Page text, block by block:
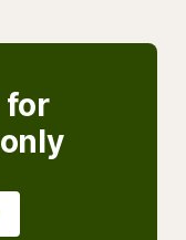
for